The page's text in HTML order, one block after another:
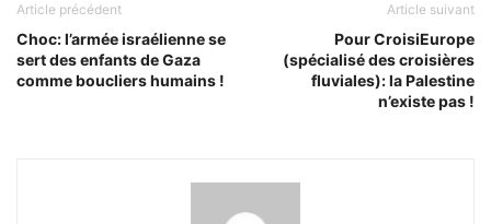
Article précédent
Choc: l’armée israélienne se
sert des enfants de Gaza
comme boucliers humains !
Article suivant
Pour CroisiEurope
(spécialisé des croisières
fluviales): la Palestine
n’existe pas !